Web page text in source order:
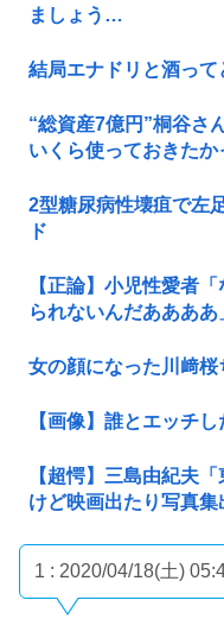
ましょう…
結局エナドリと酒っ
“総資産7億円”桐谷さ
いくら使っておきた
2型糖尿病性壊疽で左
ド
【正論】小児性愛者
られないんだあああ
女の顔になった川﨑
【画像】誰とエッチ
【超愕】三島由紀夫
けど映画出たり写真
1 : 2020/04/18(土)